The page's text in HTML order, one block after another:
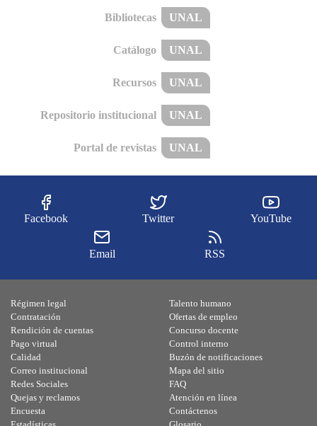
Bibliotecas UNAL
Catálogo UNAL
Recursos UNAL
Repositorio institucional UNAL
Portal de revistas UNAL
Facebook Twitter YouTube
Email RSS
Régimen legal
Contratación
Rendición de cuentas
Pago virtual
Calidad
Talento humano
Ofertas de empleo
Concurso docente
Control interno
Buzón de notificaciones
Correo institucional
Redes Sociales
Quejas y reclamos
Encuesta
Mapa del sitio
FAQ
Atención en línea
Contáctenos